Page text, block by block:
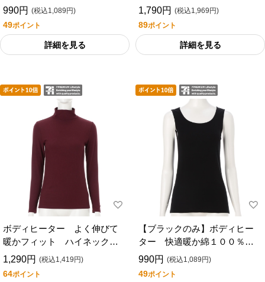
／セブンプレミアムライフス
990円 (税込1,089円)
49ポイント
詳細を見る
クトップ／セブンプレミアム
1,790円 (税込1,969円)
89ポイント
詳細を見る
ボディヒーター よく伸びて
暖かフィット ハイネック長
袖シャツ／セブンプレミアム
1,290円 (税込1,419円)
64ポイント
【ブラックのみ】ボディヒー
ター 快適暖か綿１００％タ
ンクトップ／セブンプレミア
990円 (税込1,089円)
49ポイント